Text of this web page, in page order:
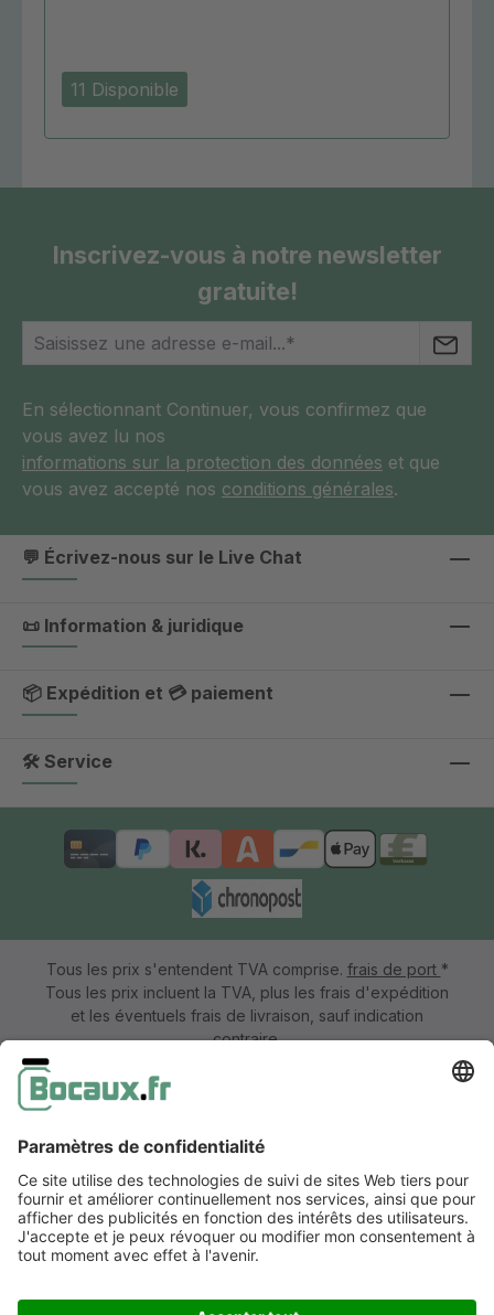
11 Disponible
Inscrivez-vous à notre newsletter
gratuite!
En sélectionnant Continuer, vous confirmez que
vous avez lu nos
informations sur la protection des données et que
vous avez accepté nos conditions générales.
💬 Écrivez-nous sur le Live Chat
📜 Information & juridique
📦 Expédition et 💳 paiement
🛠 Service
Tous les prix s'entendent TVA comprise. frais de port *
Tous les prix incluent la TVA, plus les frais d'expédition
et les éventuels frais de livraison, sauf indication
contraire.
Information & formulaire de rétractation
CGV avec informations aux clients
Déclaration de confidentialité
Accessibilité